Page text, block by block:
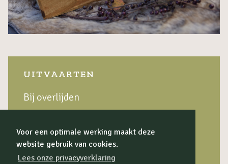
Voor een optimale werking maakt deze
website gebruik van cookies.
Lees onze privacyverklaring
UITVAARTEN
Bij overlijden
Nazorg
Uitvaartwensen